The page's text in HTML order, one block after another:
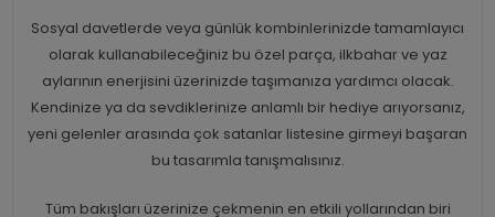
Sosyal davetlerde veya günlük kombinlerinizde tamamlayıcı
olarak kullanabileceğiniz bu özel parça, ilkbahar ve yaz
aylarının enerjisini üzerinizde taşımanıza yardımcı olacak.
Kendinize ya da sevdiklerinize anlamlı bir hediye arıyorsanız,
yeni gelenler arasında çok satanlar listesine girmeyi başaran
bu tasarımla tanışmalısınız.
Tüm bakışları üzerinize çekmenin en etkili yollarından biri